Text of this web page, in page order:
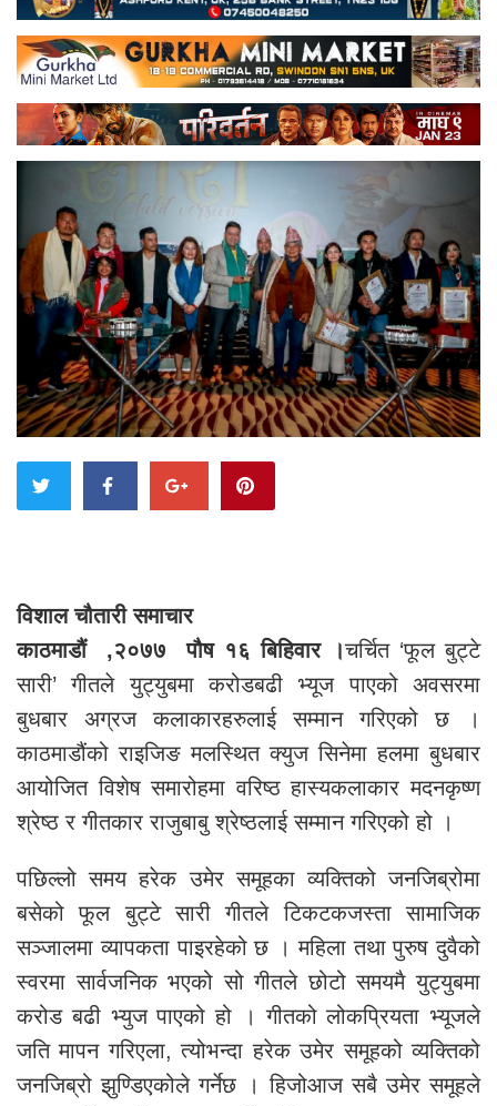
विशाल चौतारी समाचार
काठमाडौं ,२०७७ पौष १६ बिहिवार ।चर्चित ‘फूल बुट्टे
सारी’ गीतले युट्युबमा करोडबढी भ्यूज पाएको अवसरमा
बुधबार अग्रज कलाकारहरुलाई सम्मान गरिएको छ ।
काठमाडौंको राइजिङ मलस्थित क्युज सिनेमा हलमा बुधबार
आयोजित विशेष समारोहमा वरिष्ठ हास्यकलाकार मदनकृष्ण
श्रेष्ठ र गीतकार राजुबाबु श्रेष्ठलाई सम्मान गरिएको हो ।
पछिल्लो समय हरेक उमेर समूहका व्यक्तिको जनजिब्रोमा
बसेको फूल बुट्टे सारी गीतले टिकटकजस्ता सामाजिक
सञ्जालमा व्यापकता पाइरहेको छ । महिला तथा पुरुष दुवैको
स्वरमा सार्वजनिक भएको सो गीतले छोटो समयमै युट्युबमा
करोड बढी भ्युज पाएको हो । गीतको लोकप्रियता भ्यूजले
जति मापन गरिएला, त्योभन्दा हरेक उमेर समूहको व्यक्तिको
जनजिब्रो झुण्डिएकोले गर्नेछ । हिजोआज सबै उमेर समूहले